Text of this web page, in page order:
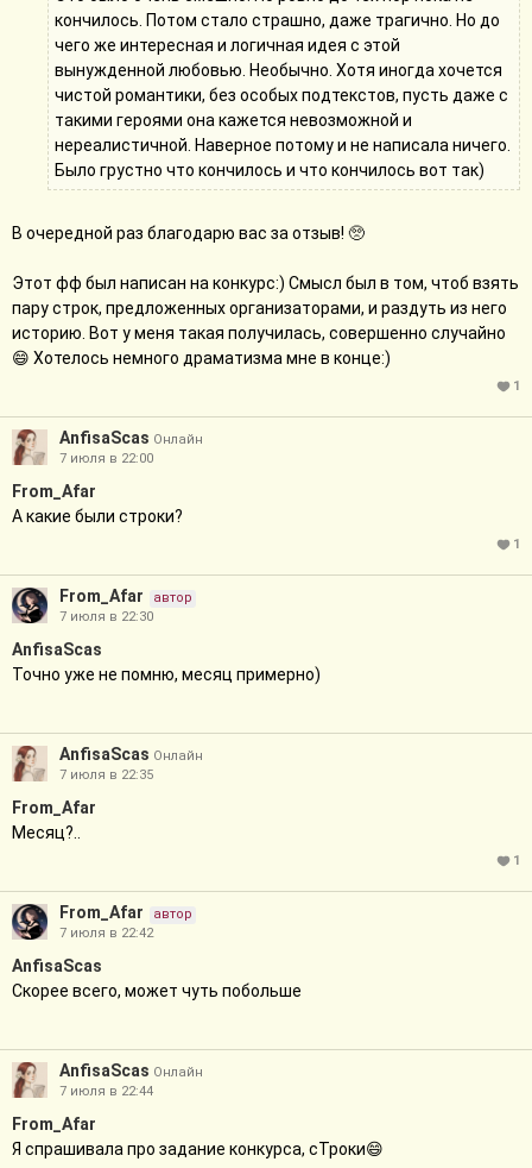
кончилось. Потом стало страшно, даже трагично. Но до
чего же интересная и логичная идея с этой
вынужденной любовью. Необычно. Хотя иногда хочется
чистой романтики, без особых подтекстов, пусть даже с
такими героями она кажется невозможной и
нереалистичной. Наверное потому и не написала ничего.
Было грустно что кончилось и что кончилось вот так)
В очередной раз благодарю вас за отзыв! 🥺
Этот фф был написан на конкурс:) Смысл был в том, чтоб взять
пару строк, предложенных организаторами, и раздуть из него
историю. Вот у меня такая получилась, совершенно случайно
😄 Хотелось немного драматизма мне в конце:)
1
AnfisaScas Онлайн
7 июля в 22:00
From_Afar
А какие были строки?
1
From_Afar
автор
7 июля в 22:30
AnfisaScas
Точно уже не помню, месяц примерно)
AnfisaScas Онлайн
7 июля в 22:35
From_Afar
Месяц?..
1
From_Afar
автор
7 июля в 22:42
AnfisaScas
Скорее всего, может чуть побольше
AnfisaScas Онлайн
7 июля в 22:44
From_Afar
Я спрашивала про задание конкурса, сТроки😄